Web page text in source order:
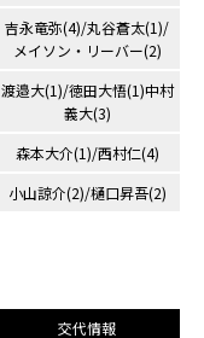
吉永竜弥(4)/丸谷蒼太(1)/
メイソン・リーバー(2)
渡邉大(1)/徳田大悟(1)中村
義大(3)
森本大介(1)/西村仁(4)
小山諒介(2)/樋口昇吾(2)
交代情報